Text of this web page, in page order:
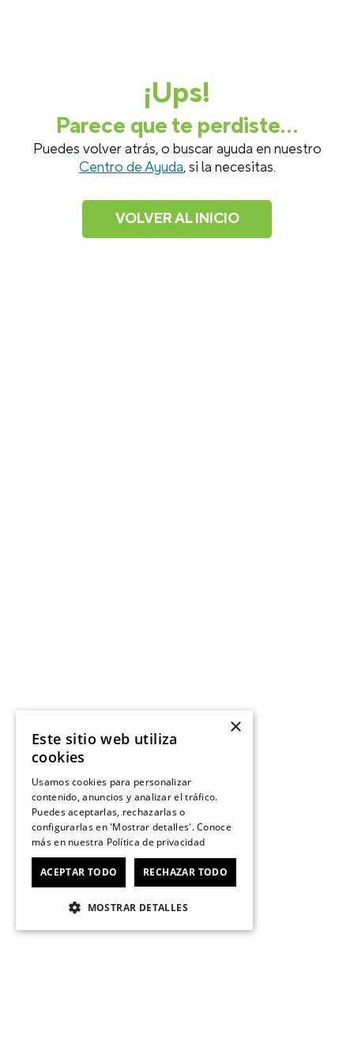
¡Ups!
Parece que te perdiste...
Puedes volver atrás, o buscar ayuda en nuestro
Centro de Ayuda, si la necesitas.
VOLVER AL INICIO
×
Este sitio web utiliza
cookies
Usamos cookies para personalizar
contenido, anuncios y analizar el tráfico.
Puedes aceptarlas, rechazarlas o
configurarlas en 'Mostrar detalles'. Conoce
más en nuestra Política de privacidad
ACEPTAR TODO RECHAZAR TODO
MOSTRAR DETALLES